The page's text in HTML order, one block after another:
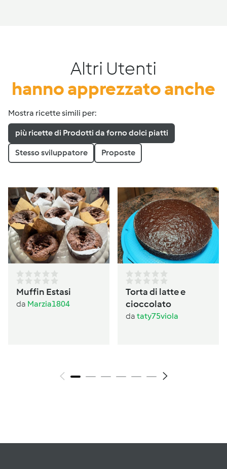
Altri Utenti
hanno apprezzato anche
Mostra ricette simili per:
più ricette di Prodotti da forno dolci piatti
Stesso sviluppatore Proposte
Muffin Estasi
da Marzia1804
Torta di latte e
cioccolato
da taty75viola